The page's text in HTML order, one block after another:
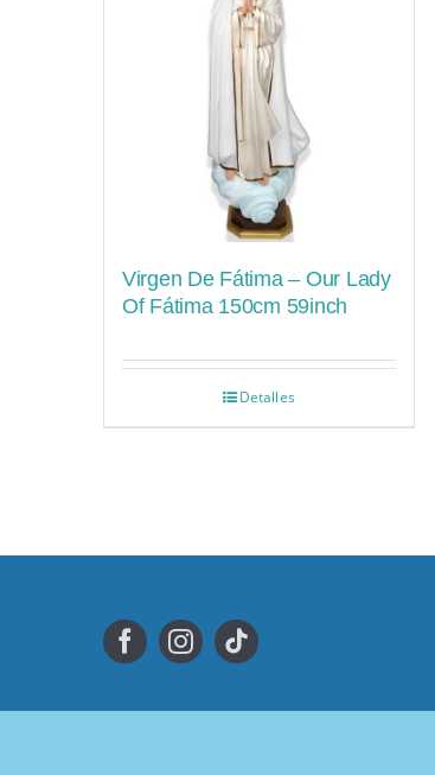
Virgen De Fátima – Our Lady
Of Fátima 150cm 59inch
Detalles